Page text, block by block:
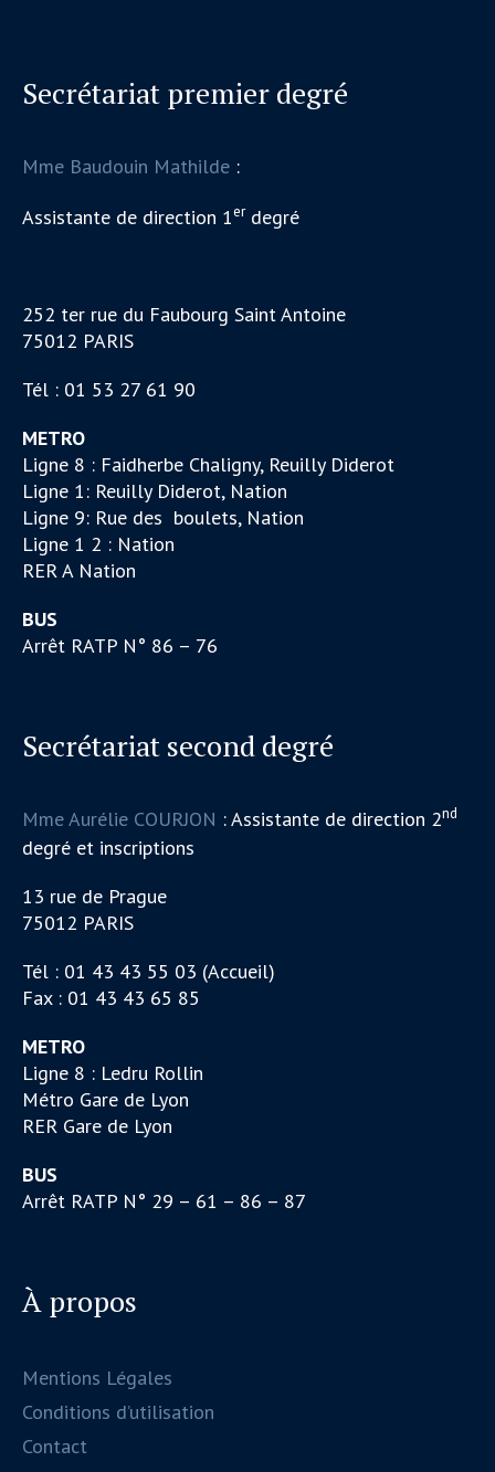
Secrétariat premier degré
Mme Baudouin Mathilde :
Assistante de direction 1erdegré
252 ter rue du Faubourg Saint Antoine
75012 PARIS
Tél : 01 53 27 61 90
METRO
Ligne 8 : Faidherbe Chaligny, Reuilly Diderot
Ligne 1: Reuilly Diderot, Nation
Ligne 9: Rue des boulets, Nation
Ligne 1 2 : Nation
RER A Nation
BUS
Arrêt RATP N° 86 – 76
Secrétariat second degré
Mme Aurélie COURJON : Assistante de direction 2nd
degré et inscriptions
13 rue de Prague
75012 PARIS
Tél : 01 43 43 55 03 (Accueil)
Fax : 01 43 43 65 85
METRO
Ligne 8 : Ledru Rollin
Métro Gare de Lyon
RER Gare de Lyon
BUS
Arrêt RATP N° 29 – 61 – 86 – 87
À propos
Mentions Légales
Conditions d’utilisation
Contact